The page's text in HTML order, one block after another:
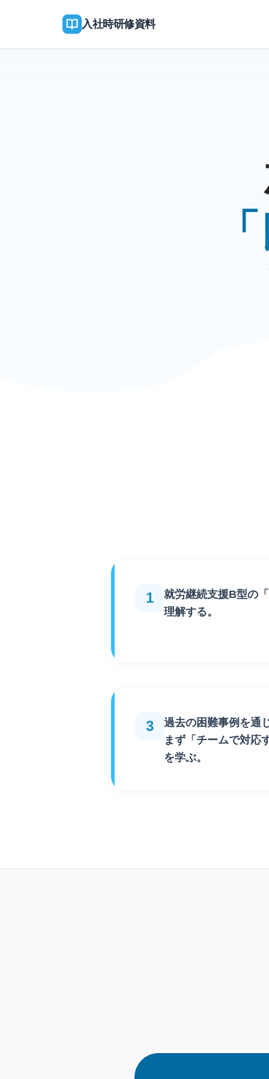
入社時研修資料
1 就労継続支援B型の
理解する。
3
過去の困難事例を通
まず 「チームで対応
を学ぶ。